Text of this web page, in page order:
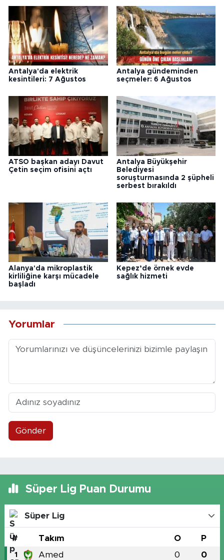
Antalya'da elektrik
kesintileri: 7 Ağustos
Antalya gündeminden
seçmeler: 6 Ağustos
ATSO başkan adayı Davut
Çetin seçim ofisini açtı
Antalya Büyükşehir
Belediyesi
soruşturmasında 2 şüpheli
serbest bırakıldı
Alanya'da mikroplastik
kirliliğine karşı mücadele
başladı
Kepez’de örnek evde
sağlık hizmeti
Yorumlar
Gönder
Süper Lig Puan Durumu
Süper Lig
# Takım O P
1 Amed 0 0